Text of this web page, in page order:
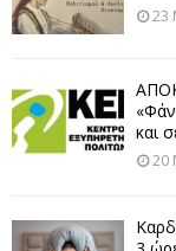
23
και
20